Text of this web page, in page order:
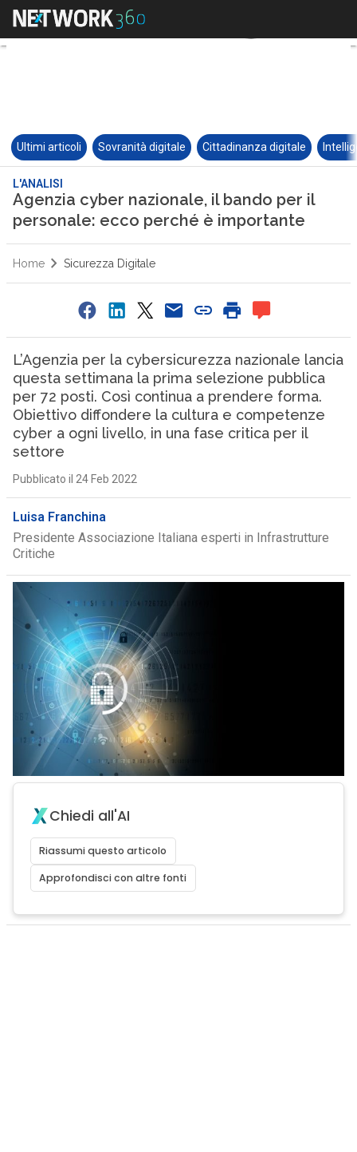
Ultimi articoli Sovranità digitale Cittadinanza digitale
L'ANALISI
Agenzia cyber nazionale, il bando per il
personale: ecco perché è importante
Home Sicurezza Digitale
L’Agenzia per la cybersicurezza nazionale lancia
questa settimana la prima selezione pubblica
per 72 posti. Così continua a prendere forma.
Obiettivo diffondere la cultura e competenze
cyber a ogni livello, in una fase critica per il
settore
Pubblicato il 24 Feb 2022
Luisa Franchina
Presidente Associazione Italiana esperti in Infrastrutture
Critiche
Chiedi all'AI
Riassumi questo articolo
Approfondisci con altre fonti